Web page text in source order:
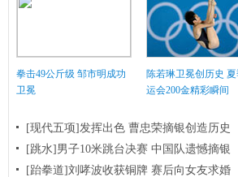
拳击49公斤级 邹市明成功
卫冕
陈若琳卫冕创历史
运会200金精彩瞬间
[现代五项]发挥出色 曹忠荣摘银创造历史
[跳水]男子10米跳台决赛 中国队遗憾摘银
[跆拳道]刘哮波收获铜牌 赛后向女友求婚